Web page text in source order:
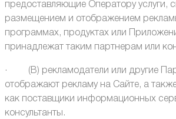
предоставляющие Оператору услуги,
размещением и отображением
программах, продуктах или
принадлежат таким партнерам или
· (В) рекламодатели или другие
отображают рекламу на Сайте, а
как поставщики информационных
консультанты.